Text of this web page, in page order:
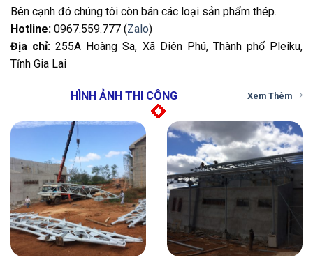
Bên cạnh đó chúng tôi còn bán các loại sản phẩm thép.
Hotline: 0967.559.777 (Zalo)
Địa chỉ: 255A Hoàng Sa, Xã Diên Phú, Thành phố Pleiku,
Tỉnh Gia Lai
HÌNH ẢNH THI CÔNG Xem Thêm